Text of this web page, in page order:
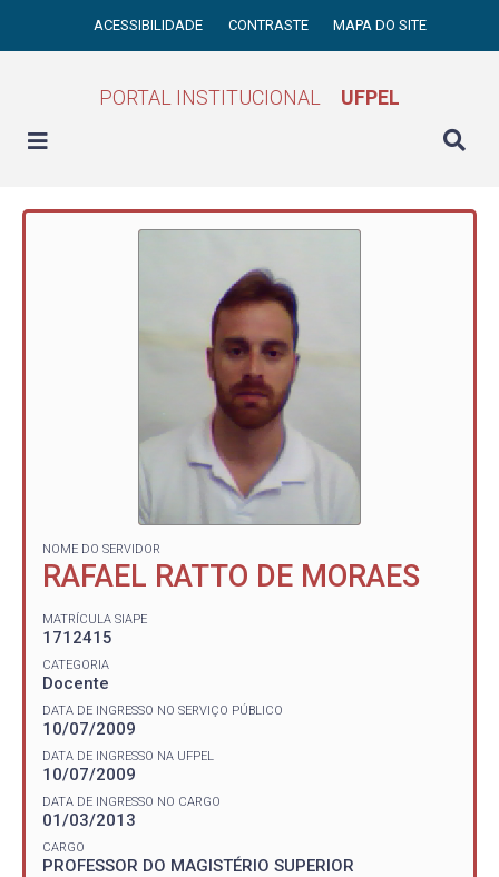
ACESSIBILIDADE CONTRASTE MAPA DO SITE
PORTAL INSTITUCIONAL UFPEL
NOME DO SERVIDOR
RAFAEL RATTO DE MORAES
MATRÍCULA SIAPE
1712415
CATEGORIA
Docente
DATA DE INGRESSO NO SERVIÇO PÚBLICO
10/07/2009
DATA DE INGRESSO NA UFPEL
10/07/2009
DATA DE INGRESSO NO CARGO
01/03/2013
CARGO
PROFESSOR DO MAGISTÉRIO SUPERIOR